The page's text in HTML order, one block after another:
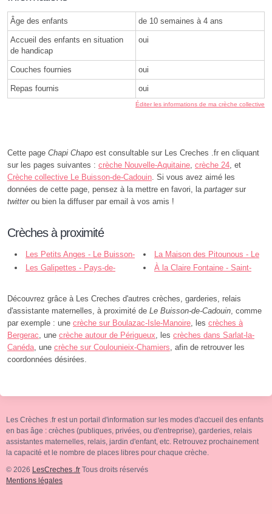
Âge des enfants de 10 semaines à 4 ans
Accueil des enfants en situation
de handicap
oui
Couches fournies oui
Repas fournis oui
Éditer les informations de ma crèche collective
Cette page Chapi Chapo est consultable sur Les Creches .fr en cliquant
sur les pages suivantes : crèche Nouvelle-Aquitaine, crèche 24, et
Crèche collective Le Buisson-de-Cadouin. Si vous avez aimé les
données de cette page, pensez à la mettre en favori, la partagersur
twitterou bien la diffuser par email à vos amis !
Crèches à proximité
Les Petits Anges - Le Buisson-
de-Cadouin
La Maison des Pitounous - Le
Bugue
Les Galipettes - Pays-de-
À la Claire Fontaine - Saint-
Découvrez grâce à Les Creches d'autres crèches, garderies, relais
d'assistante maternelles, à proximité de Le Buisson-de-Cadouin, comme
par exemple : une crèche sur Boulazac-Isle-Manoire, les crèches à
Bergerac, une crèche autour de Périgueux, les crèches dans Sarlat-la-
Canéda, une crèche sur Coulounieix-Chamiers, afin de retrouver les
coordonnées désirées.
Les Crèches .fr est un portail d'information sur les modes d'accueil des enfants
en bas âge : crèches (publiques, privées, ou d'entreprise), garderies, relais
assistantes maternelles, relais, jardin d'enfant, etc. Retrouvez prochainement
la capacité et le nombre de places libres pour chaque crèche.
© 2026 LesCreches .fr Tous droits réservés
Mentions légales